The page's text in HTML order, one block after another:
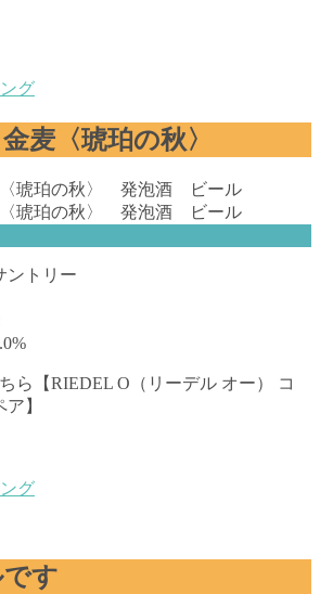
グ
麦〈琥珀の秋〉
ントリー
ら【RIEDEL O（リーデル オー） コ
】
グ
す